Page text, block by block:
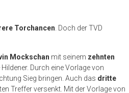
Torchancen. Doch der TVD
Mockschan mit seinem zehnten
Hildener. Durch eine Vorlage von
Sieg bringen. Auch das dritte
Treffer versenkt. Mit der Vorlage von